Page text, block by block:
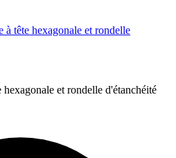
à tête hexagonale et rondelle
hexagonale et rondelle d'étanchéité